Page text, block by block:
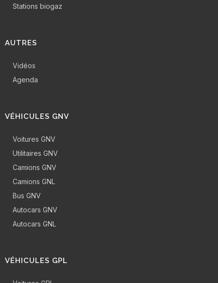
Stations biogaz
AUTRES
Vidéos
Agenda
VÉHICULES GNV
Voitures GNV
Utilitaires GNV
Camions GNV
Camions GNL
Bus GNV
Autocars GNV
Autocars GNL
VÉHICULES GPL